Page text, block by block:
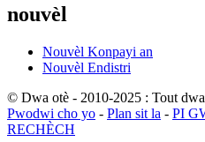
nouvèl
Nouvèl Konpayi an
Nouvèl Endistri
© Dwa otè - 2010-2025 : Tout dwa
Pwodwi cho yo - Plan sit la - PI
RECHÈCH